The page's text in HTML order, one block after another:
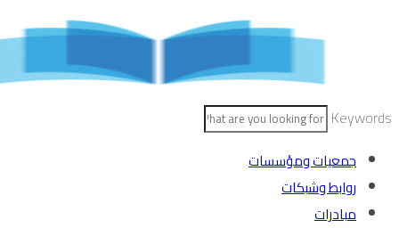
Keywords
جمعيات ومؤسسات
روابط وشبكات
مبادرات